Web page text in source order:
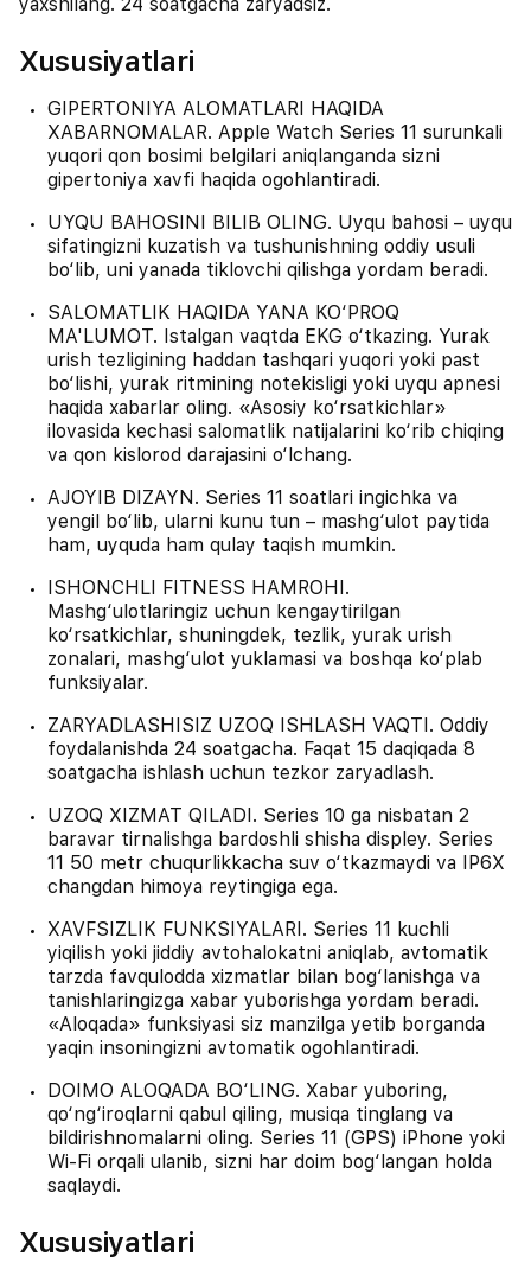
Xususiyatlari
GIPERTONIYA ALOMATLARI HAQIDA
XABARNOMALAR. Apple Watch Series 11 surunkali
yuqori qon bosimi belgilari aniqlanganda sizni
gipertoniya xavfi haqida ogohlantiradi.
UYQU BAHOSINI BILIB OLING. Uyqu bahosi – uyqu
sifatingizni kuzatish va tushunishning oddiy usuli
bo‘lib, uni yanada tiklovchi qilishga yordam beradi.
SALOMATLIK HAQIDA YANA KO‘PROQ
MA'LUMOT. Istalgan vaqtda EKG o‘tkazing. Yurak
urish tezligining haddan tashqari yuqori yoki past
bo‘lishi, yurak ritmining notekisligi yoki uyqu apnesi
haqida xabarlar oling. «Asosiy ko‘rsatkichlar»
ilovasida kechasi salomatlik natijalarini ko‘rib chiqing
va qon kislorod darajasini o‘lchang.
AJOYIB DIZAYN. Series 11 soatlari ingichka va
yengil bo‘lib, ularni kunu tun – mashg‘ulot paytida
ham, uyquda ham qulay taqish mumkin.
ISHONCHLI FITNESS HAMROHI.
Mashg‘ulotlaringiz uchun kengaytirilgan
ko‘rsatkichlar, shuningdek, tezlik, yurak urish
zonalari, mashg‘ulot yuklamasi va boshqa ko‘plab
funksiyalar.
ZARYADLASHISIZ UZOQ ISHLASH VAQTI. Oddiy
foydalanishda 24 soatgacha. Faqat 15 daqiqada 8
soatgacha ishlash uchun tezkor zaryadlash.
UZOQ XIZMAT QILADI. Series 10 ga nisbatan 2
baravar tirnalishga bardoshli shisha displey. Series
11 50 metr chuqurlikkacha suv o‘tkazmaydi va IP6X
changdan himoya reytingiga ega.
XAVFSIZLIK FUNKSIYALARI. Series 11 kuchli
yiqilish yoki jiddiy avtohalokatni aniqlab, avtomatik
tarzda favqulodda xizmatlar bilan bog‘lanishga va
tanishlaringizga xabar yuborishga yordam beradi.
«Aloqada» funksiyasi siz manzilga yetib borganda
yaqin insoningizni avtomatik ogohlantiradi.
DOIMO ALOQADA BO‘LING. Xabar yuboring,
qo‘ng‘iroqlarni qabul qiling, musiqa tinglang va
bildirishnomalarni oling. Series 11 (GPS) iPhone yoki
Wi-Fi orqali ulanib, sizni har doim bog‘langan holda
saqlaydi.
Xususiyatlari